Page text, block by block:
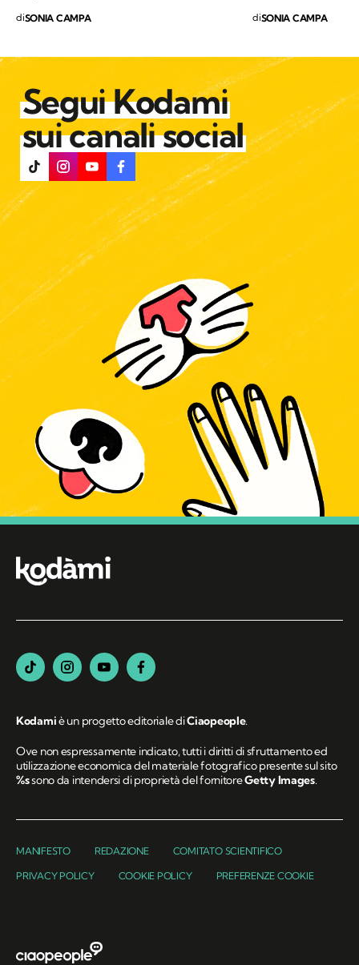
diSONIA CAMPA diSONIA CAMPA
Segui Kodami
sui canali social
Kodamiè un progetto editoriale diCiaopeople.
Ove non espressamente indicato, tutti i diritti di sfruttamento ed
utilizzazione economica del materiale fotografico presente sul sito
%ssono da intendersi di proprietà del fornitoreGetty Images.
MANIFESTO REDAZIONE COMITATO SCIENTIFICO
PRIVACY POLICY COOKIE POLICY PREFERENZE COOKIE